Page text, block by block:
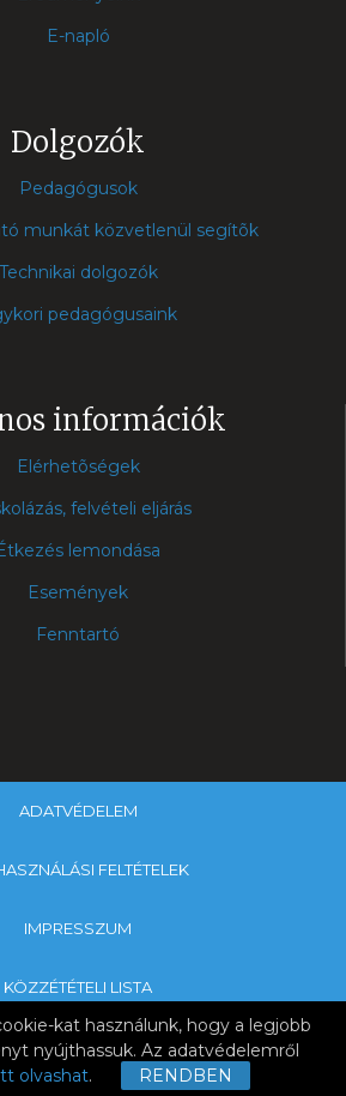
kat használunk, hogy a legjobb
nyújthassuk. Az adatvédelemről
olvashat. RENDBEN
E-napló
Dolgozók
Pedagógusok
munkát közvetlenül segítõk
Technikai dolgozók
pedagógusaink
információk
Elérhetõségek
felvételi eljárás
lemondása
Események
Fenntartó
ADATVÉDELEM
FELTÉTELEK
IMPRESSZUM
KÖZZÉTÉTELI LISTA
& Nagykanizsa Tankerületi Központ